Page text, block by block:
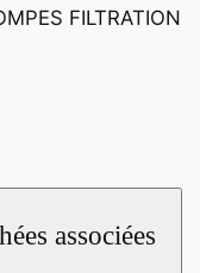
FILTRATION
associées